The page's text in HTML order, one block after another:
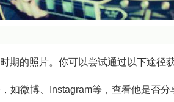
期的照片。你可以尝试通过以下途径获
如微博、Instagram等，查看他是否分